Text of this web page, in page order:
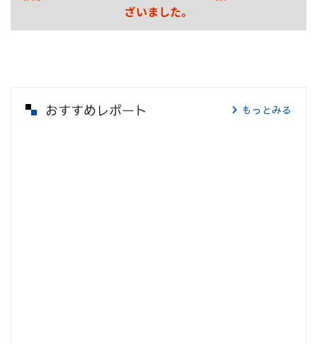
ざいました。
おすすめレポート もっとみる